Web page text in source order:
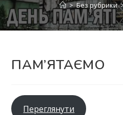
> Без рубрики
ПАМ’ЯТАЄМО
Переглянути